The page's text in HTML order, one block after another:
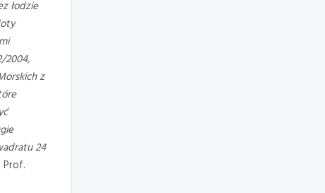
łodzie
2004,
z
24
Prof.